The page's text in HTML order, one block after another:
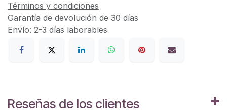
Términos y condiciones
Garantía de devolución de 30 días
Envío: 2-3 días laborables
Reseñas de los clientes